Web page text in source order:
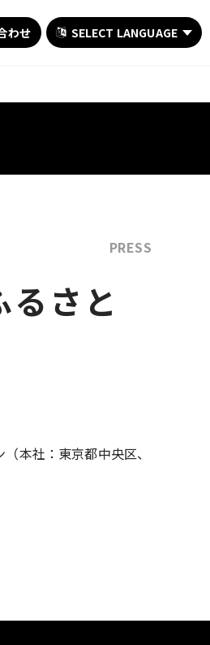
わせ SELECT LANGUAGE
PRESS
さと
本社：東京都中央区、